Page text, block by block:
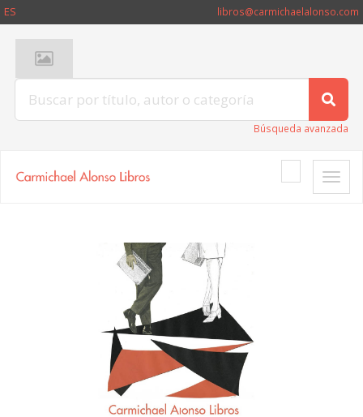
ES libros@carmichaelalonso.com
Búsqueda avanzada
Toggle